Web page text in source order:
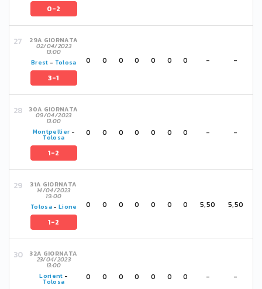
0-2
29A GIORNATA
02/04/2023
13:00
Brest - Tolosa
3-1
0 0 0 0 0 0 0 - -
30A GIORNATA
09/04/2023
13:00
Montpellier -
Tolosa
1-2
0 0 0 0 0 0 0 - -
31A GIORNATA
14/04/2023
19:00
Tolosa -Lione
1-2
0 0 0 0 0 0 0 5,50 5,50
32A GIORNATA
23/04/2023
13:00
Lorient -
Tolosa 0 0 0 0 0 0 0 - -